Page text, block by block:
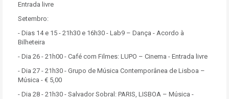
Entrada livre
Setembro:
- Dias 14 e 15 - 21h30 e 16h30 - Lab9 – Dança - Acordo à
Bilheteira
- Dia 26 - 21h00 - Café com Filmes: LUPO – Cinema - Entrada livre
- Dia 27 - 21h30 - Grupo de Música Contemporânea de Lisboa –
Música - € 5,00
- Dia 28 - 21h30 - Salvador Sobral: PARIS, LISBOA – Música -